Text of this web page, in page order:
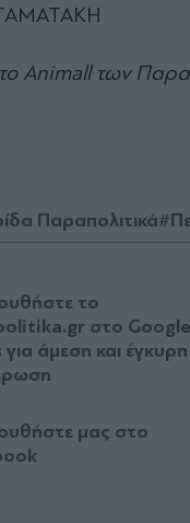
Animall των
Παραπολιτικά
το
στο Google
άμεση και έγκυρη
μας στο